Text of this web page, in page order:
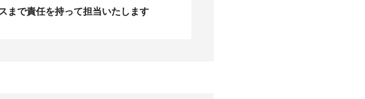
まで責任を持って担当いたします